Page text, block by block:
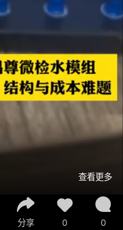
查看更多
分享 0 0